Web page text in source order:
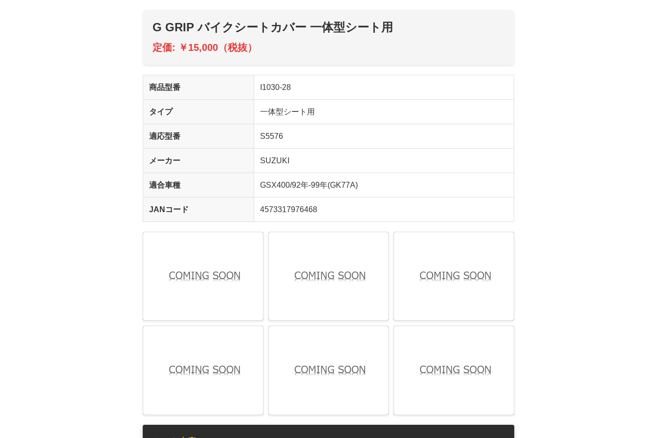
G GRIP バイクシートカバー 一体型シート用
定価: ￥15,000（税抜）
商品型番 I1030-28
タイプ 一体型シート用
適応型番 S5576
メーカー SUZUKI
適合車種 GSX400/92年-99年(GK77A)
JANコード 4573317976468